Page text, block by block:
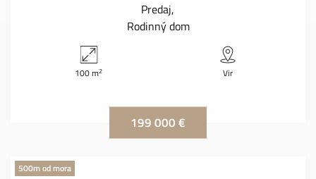
Predaj
Rodinný dom
100 m2 Vir
199 000 €
500m od mora